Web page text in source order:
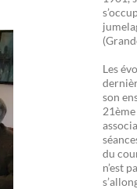
Les
son
du
n’est